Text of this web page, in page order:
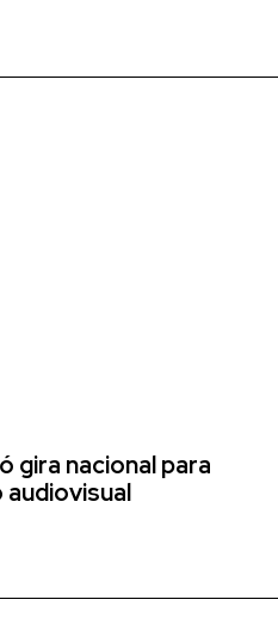
gira nacional para